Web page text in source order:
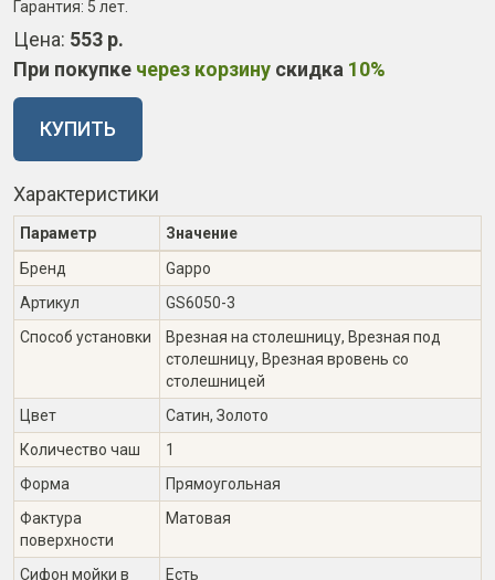
Гарантия: 5 лет
Цена: 553 р.
При покупке через корзину скидка 10%
КУПИТЬ
Характеристики
Параметр
Значение
Бренд
Gappo
Артикул
GS6050-3
Способ установки
Врезная на столешницу, Врезная под
столешницу, Врезная вровень со
столешницей
Цвет
Сатин, Золото
Количество чаш
1
Форма
Прямоугольная
Фактура
поверхности
Матовая
Сифон мойки в
Есть